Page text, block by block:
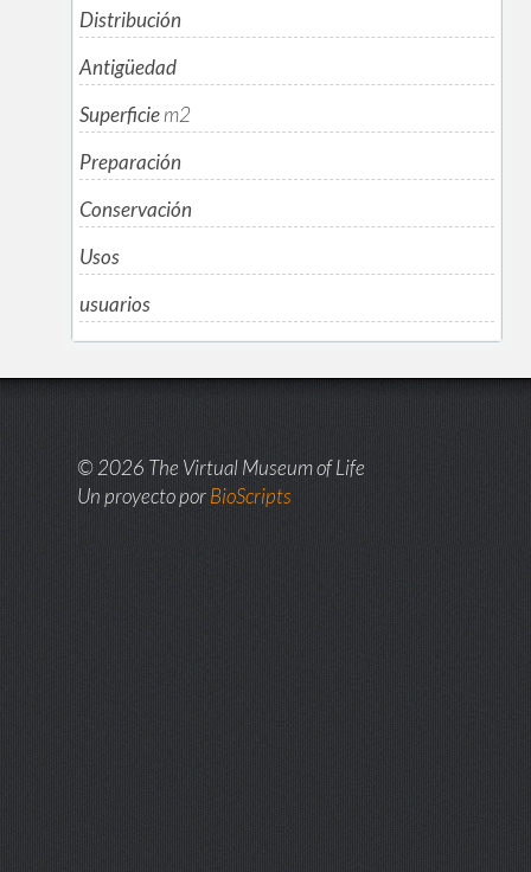
Distribución
Antigüedad
Superficiem2
Preparación
Conservación
Usos
usuarios
© 2026 The Virtual Museum of Life
Un proyecto porBioScripts